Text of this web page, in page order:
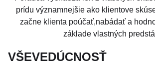
prídu významnejšie ako klientove
začne klienta poúčať,nabádať a
základe vlastných
VŠEVEDÚCNOSŤ